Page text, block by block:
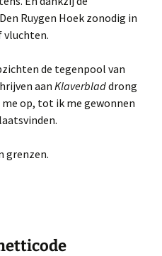
Ruygen Hoek zonodig in
de tegenpool van
aan Klaverbladdrong
op, tot ik me gewonnen
grenzen.